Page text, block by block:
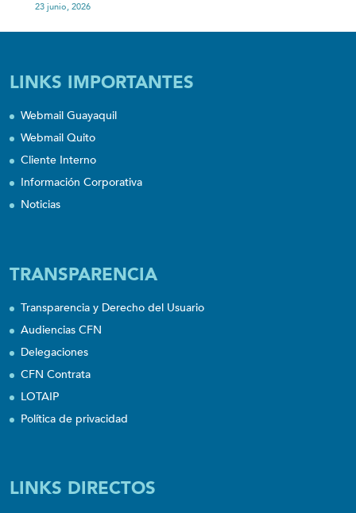
23 junio, 2026
LINKS IMPORTANTES
Webmail Guayaquil
Webmail Quito
Cliente Interno
Información Corporativa
Noticias
TRANSPARENCIA
Transparencia y Derecho del Usuario
Audiencias CFN
Delegaciones
CFN Contrata
LOTAIP
Política de privacidad
LINKS DIRECTOS